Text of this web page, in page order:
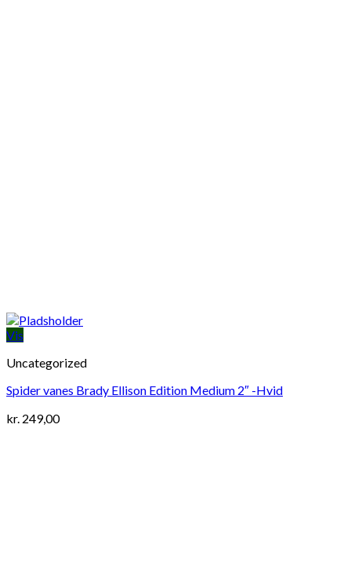
Vis
Uncategorized
Spider vanes Brady Ellison Edition Medium 2″ -Hvid
kr. 249,00